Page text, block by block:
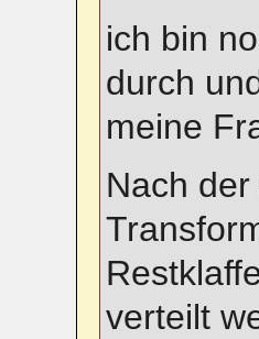
ich bin
durch
meine
Nach
verteilt